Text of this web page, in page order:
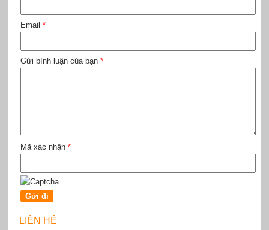
Email *
Gửi bình luận của bạn *
Mã xác nhận *
LIÊN HỆ